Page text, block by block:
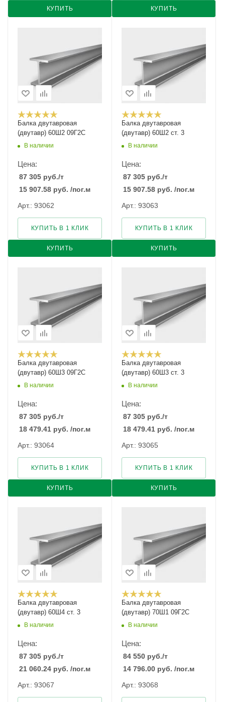
КУПИТЬ КУПИТЬ
Балка двутавровая
(двутавр) 60Ш2 09Г2С
В наличии
Цена:
87 305 руб./т
15 907.58 руб. /пог.м
Арт.: 93062
КУПИТЬ
КУПИТЬ В 1 КЛИК
Балка двутавровая
(двутавр) 60Ш2 ст. 3
В наличии
Цена:
87 305 руб./т
15 907.58 руб. /пог.м
Арт.: 93063
КУПИТЬ
КУПИТЬ В 1 КЛИК
Балка двутавровая
(двутавр) 60Ш3 09Г2С
В наличии
Цена:
87 305 руб./т
18 479.41 руб. /пог.м
Арт.: 93064
КУПИТЬ
КУПИТЬ В 1 КЛИК
Балка двутавровая
(двутавр) 60Ш3 ст. 3
В наличии
Цена:
87 305 руб./т
18 479.41 руб. /пог.м
Арт.: 93065
КУПИТЬ
КУПИТЬ В 1 КЛИК
Балка двутавровая
(двутавр) 60Ш4 ст. 3
В наличии
Цена:
87 305 руб./т
21 060.24 руб. /пог.м
Арт.: 93067
Балка двутавровая
(двутавр) 70Ш1 09Г2С
В наличии
Цена:
84 550 руб./т
14 796.00 руб. /пог.м
Арт.: 93068